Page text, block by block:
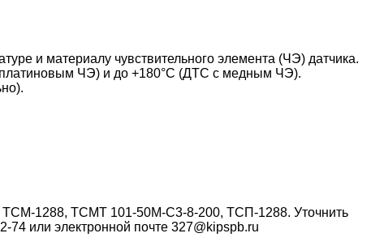
и материалу чувствительного элемента (ЧЭ) датчика.
платиновым ЧЭ) и до +180°С (ДТС с медным ЧЭ).
ТСМ-1288, ТСМТ 101-50М-С3-8-200, ТСП-1288. Уточнить
или электронной почте 327@kipspb.ru